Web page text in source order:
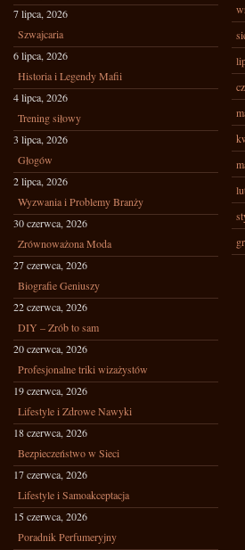
7 lipca, 2026
Szwajcaria
6 lipca, 2026
Historia i Legendy Mafii
4 lipca, 2026
Trening siłowy
3 lipca, 2026
Głogów
2 lipca, 2026
Wyzwania i Problemy Branży
30 czerwca, 2026
Zrównoważona Moda
27 czerwca, 2026
Biografie Geniuszy
22 czerwca, 2026
DIY – Zrób to sam
20 czerwca, 2026
Profesjonalne triki wizażystów
19 czerwca, 2026
Lifestyle i Zdrowe Nawyki
18 czerwca, 2026
Bezpieczeństwo w Sieci
17 czerwca, 2026
Lifestyle i Samoakceptacja
15 czerwca, 2026
Poradnik Perfumeryjny